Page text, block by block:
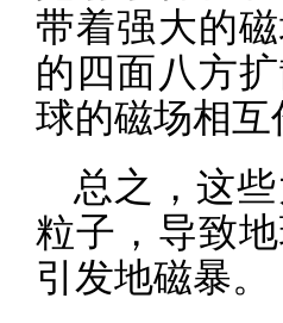
带着强大的
的四面八方
球的磁场相
总之，这
粒子，导致
引发地磁暴。